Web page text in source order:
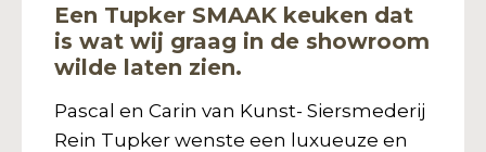
Een Tupker SMAAK keuken dat
is wat wij graag in de showroom
wilde laten zien.
Pascal en Carin van Kunst- Siersmederij
Rein Tupker wenste een luxueuze en